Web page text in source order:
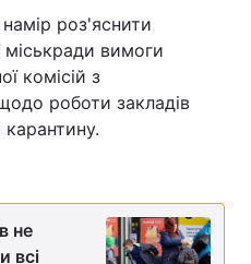
роз'яснити
міськради вимоги
комісій з
роботи закладів
не
всі